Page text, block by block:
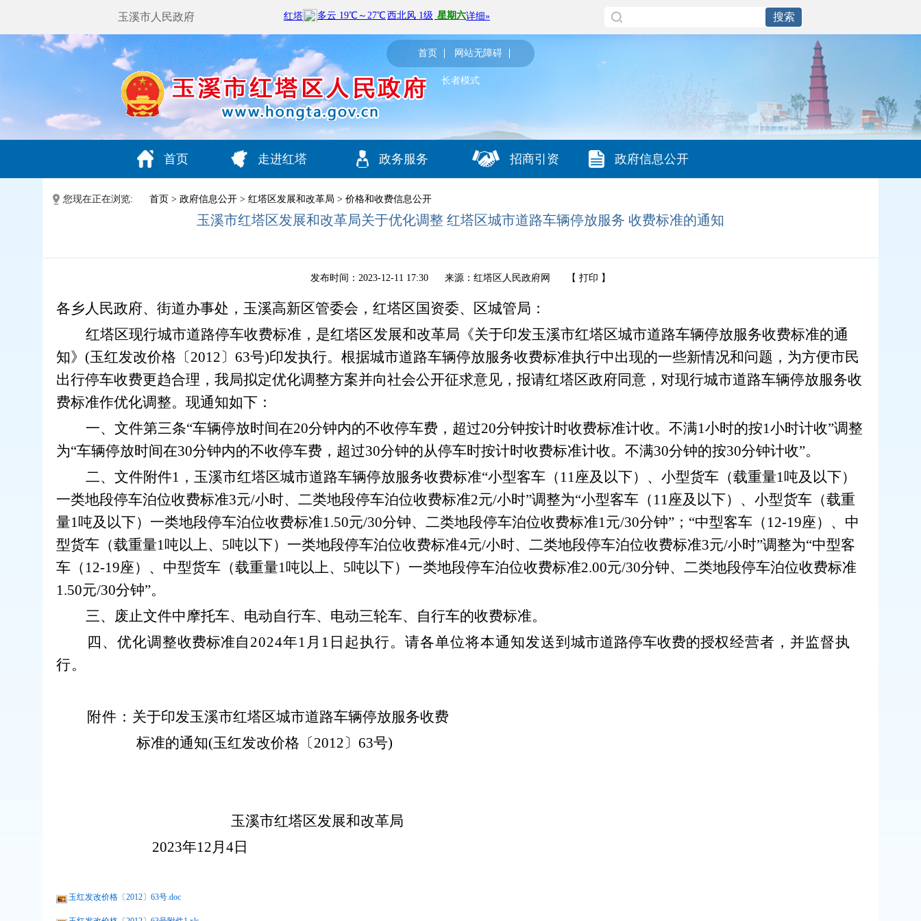
玉溪市人民政府
首页 网站无障碍
长者模式
首页 走进红塔 政务服务 招商引资 政府信息公开
您现在正在浏览: 首页 > 政府信息公开 > 红塔区发展和改革局 > 价格和收费信息公开
玉溪市红塔区发展和改革局关于优化调整 红塔区城市道路车辆停放服务 收费标准的通知
发布时间：2023-12-11 17:30 来源：红塔区人民政府网 【 打印 】
各乡人民政府、街道办事处，玉溪高新区管委会，红塔区国资委、区城管局 ：
红塔区现行城市道路停车收费标准，是红塔区发展和改革局《关于印发玉溪市红塔区城市道路车辆停放服务收费标准的通
知》 (玉红发改价格 〔2012〕 63号)印发执行。根据城市道路车辆停放服务收费标准执行中出现的一些新情况和问题，为方便市民
出行停车收费更趋合理，我局拟定优化调整方案并向社会公开征求意见 ，报请红塔区政府同意，对现行城市道路车辆停放服务收
费标准作优化调整。现通知如下：
一、 文件第三条“车辆停放时间在20分钟内的不收停车费，超过20分钟按计时收费标准计收。不满1小时的按1小时计收”调整
为“车辆停放时间在30分钟内的不收停车费，超过30分钟的从停车时按计时收费标准计收。不满30分钟的按30分钟计收”。
二、 文件附件1 ，玉溪市红塔区城市道路车辆停放服务收费标准“小型客车（ 11座及以下）、小型货车（载重量1吨及以下）
一类地段停车泊位收费标准3元/小时、二类地段停车泊位收费标准2元/小时”调整为“小型客车（ 11座及以下）、小型货车（载重
量1吨及以下）一类地段停车泊位收费标准1.50元/30分钟、二类地段停车泊位收费标准1元/30分钟” ； “中型客车（ 12-19座）、中
型货车（载重量1吨以上、 5吨以下）一类地段停车泊位收费标准4元/小时、二类地段停车泊位收费标准3元/小时”调整为“中型客
车（ 12-19座）、中型货车（载重量1吨以上、 5吨以下）一类地段停车泊位收费标准2.00元/30分钟、二类地段停车泊位收费标准
1.50元/30分钟”。
三、 废止文件中摩托车、电动自行车、电动三轮车、自行车的收费标准。
四、 优化调整收费标准自 2024年1 月 1 日起执行。请各单位将本通知发送到 城市道路停车收费的授权经营者，并监督执
行。
附件： 关于印发玉溪市红塔区城市道路车辆停放服务收费
标准的通知(玉红发改价格 〔2012〕 63号)
玉溪市红塔区发展和改革局
2023年12月 4日
玉红发改价格〔2012〕63号.doc